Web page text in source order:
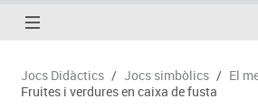
Jocs Didàctics / Jocs simbòlics / El
Fruites i verdures en caixa de fusta